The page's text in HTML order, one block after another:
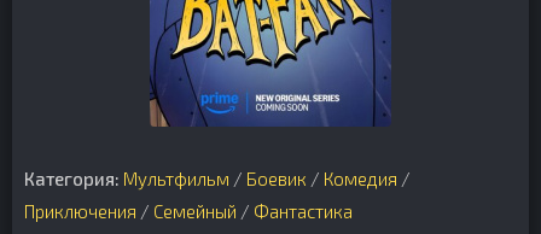
Категория: Мультфильм / Боевик / Комедия /
Приключения / Семейный / Фантастика